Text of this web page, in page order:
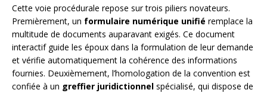
Cette voie procédurale repose sur trois piliers novateurs.
Premièrement, un formulaire numérique unifié remplace la
multitude de documents auparavant exigés. Ce document
interactif guide les époux dans la formulation de leur demande
et vérifie automatiquement la cohérence des informations
fournies. Deuxièmement, l’homologation de la convention est
confiée à un greffier juridictionnel spécialisé, qui dispose de